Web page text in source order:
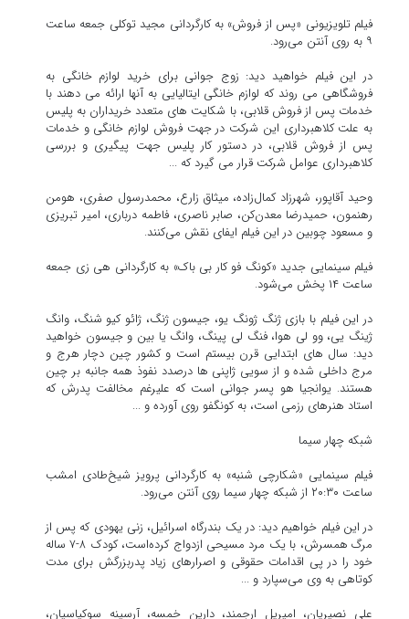
فیلم تلویزیونی «پس از فروش» به کارگردانی مجید توکلی جمعه ساعت
۹ به روی آنتن می‌رود.
در این فیلم خواهید دید: زوج جوانی برای خرید لوازم خانگی به
فروشگاهی می روند که لوازم خانگی ایتالیایی به آنها ارائه می دهند با
خدمات پس از فروش قلابی، با شکایت های متعدد خریداران به پلیس
به علت کلاهبرداری این شرکت در جهت فروش لوازم خانگی و خدمات
پس از فروش قلابی، در دستور کار پلیس جهت پیگیری و بررسی
کلاهبرداری عوامل شرکت قرار می گیرد که ...
وحید آقاپور، شهرزاد کمال‌زاده، میثاق زارع، محمدرسول صفری، هومن
رهنمون، حمیدرضا معدن‌کن، صابر ناصری، فاطمه درباری، امیر تبریزی
و مسعود چوبین در این فیلم ایفای نقش می‌کنند.
فیلم سینمایی جدید «کونگ فو کار بی باک» به کارگردانی هی زی جمعه
ساعت ۱۴ پخش می‌شود.
در این فیلم با بازی ژنگ ژونگ یو، جیسون ژنگ، ژائو کیو شنگ، وانگ
ژینگ یی، وو لی هوا، فنگ لی پینگ، وانگ یا بین و جیسون خواهید
دید: سال های ابتدایی قرن بیستم است و کشور چین دچار هرج و
مرج داخلی شده و از سویی ژاپنی ها درصدد نفوذ همه جانبه بر چین
هستند. یوانجیا هو پسر جوانی است که علیرغم مخالفت پدرش که
استاد هنرهای رزمی است، به کونگفو روی آورده و ...
شبکه چهار سیما
فیلم سینمایی «شکارچی شنبه» به کارگردانی پرویز شیخ‌طادی امشب
ساعت ۲۰:۳۰ از شبکه چهار سیما روی آنتن می‌رود.
در این فیلم خواهیم دید: در یک بندرگاه اسرائیل، زنی یهودی که پس از
مرگ همسرش، با یک مرد مسیحی ازدواج کرده‌است، کودک ۸-۷ ساله
خود را در پی اقدامات حقوقی و اصرارهای زیاد پدربزرگش برای مدت
کوتاهی به وی می‌سپارد و ...
علی نصیریان، امیریل ارجمند، دارین خمسه، آرسینه سوکیاسیان،